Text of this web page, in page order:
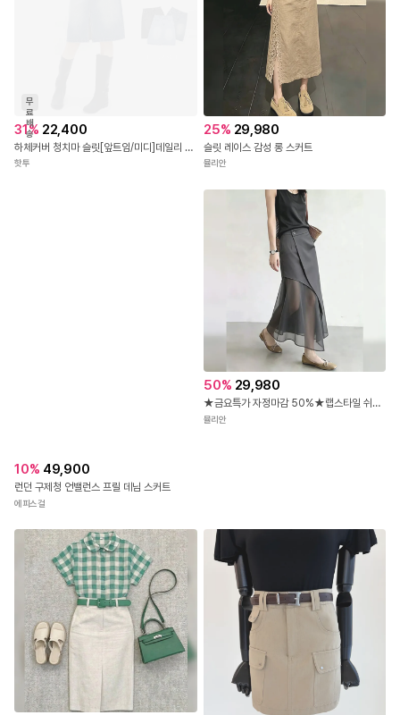
무
료
배
송
31% 22,400
하체커버 청치마 슬릿[앞트임/미디]데일리 A라인 데님 스커트
핫투
25% 29,980
슬릿 레이스 감성 롱 스커트
뮬리안
10% 49,900
런던 구제청 언밸런스 프릴 데님 스커트
에피스걸
50% 29,980
★금요특가 자정마감 50%★랩스타일 쉬폰 시스루 롱 스커트
뮬리안